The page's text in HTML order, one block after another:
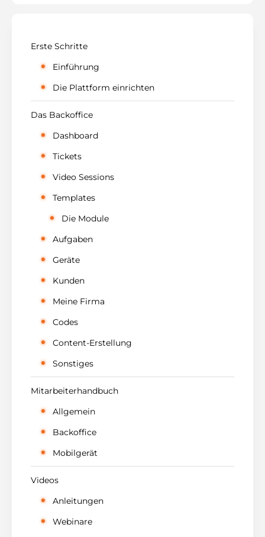
Erste Schritte
Einführung
Die Plattform einrichten
Das Backoffice
Dashboard
Tickets
Video Sessions
Templates
Die Module
Aufgaben
Geräte
Kunden
Meine Firma
Codes
Content-Erstellung
Sonstiges
Mitarbeiterhandbuch
Allgemein
Backoffice
Mobilgerät
Videos
Anleitungen
Webinare